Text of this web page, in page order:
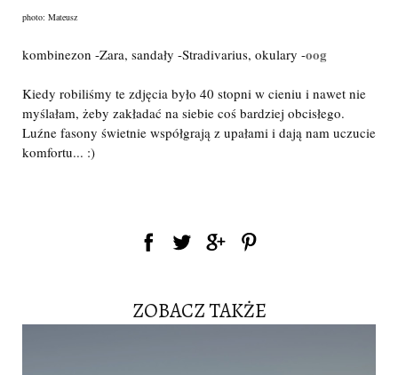
photo: Mateusz
kombinezon -Zara, sandały -Stradivarius, okulary -oog
Kiedy robiliśmy te zdjęcia było 40 stopni w cieniu i nawet nie
myślałam, żeby zakładać na siebie coś bardziej obcisłego.
Luźne fasony świetnie współgrają z upałami i dają nam uczucie
komfortu... :)
ZOBACZ TAKŻE